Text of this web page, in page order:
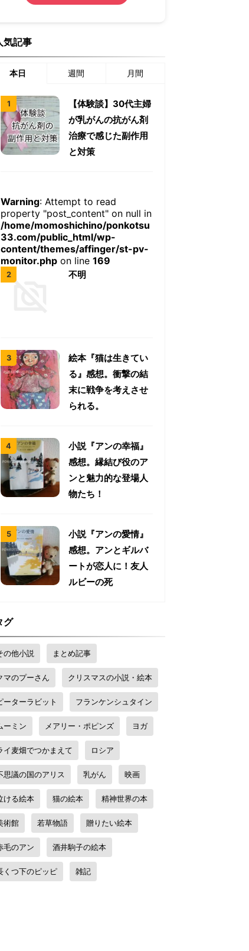
気記事
本日 週間 月間
【体験談】30代主婦
が乳がんの抗がん剤
治療で感じた副作用
と対策
Warning: Attempt to read
property "post_content" on null in
/home/momoshichino/ponkotsu
33.com/public_html/wp-
content/themes/affinger/st-pv-
monitor.php on line 169
不明
絵本『猫は生きてい
る』感想。衝撃の結
末に戦争を考えさせ
られる。
小説『アンの幸福』
感想。縁結び役のア
ンと魅力的な登場人
物たち！
小説『アンの愛情』
感想。アンとギルバ
ートが恋人に！友人
ルビーの死
グ
の他小説 まとめ記事
マのプーさん クリスマスの小説・絵本
ーターラビット フランケンシュタイン
ーミン メアリー・ポピンズ ヨガ
イ麦畑でつかまえて ロシア
思議の国のアリス 乳がん 映画
ける絵本 猫の絵本 精神世界の本
術館 若草物語 贈りたい絵本
毛のアン 酒井駒子の絵本
くつ下のピッピ 雑記